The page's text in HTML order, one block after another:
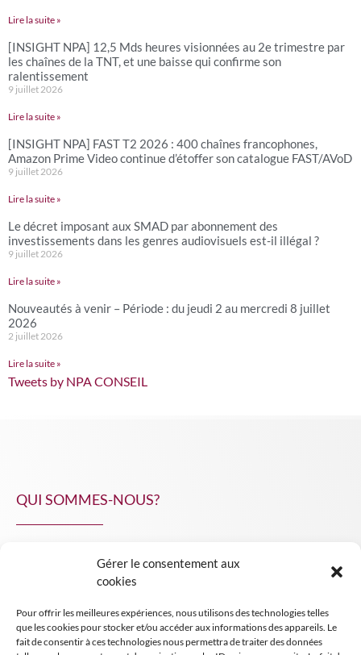
Gérer le consentement aux
cookies
Pour offrir les meilleures expériences, nous utilisons des technologies telles
que les cookies pour stocker et/ou accéder aux informations des appareils. Le
fait de consentir à ces technologies nous permettra de traiter des données
Lire la suite »
[INSIGHT NPA] 12,5 Mds heures visionnées au 2e trimestre par
les chaînes de la TNT, et une baisse qui confirme son
ralentissement
9 juillet 2026
Lire la suite »
[INSIGHT NPA] FAST T2 2026 : 400 chaînes francophones,
Amazon Prime Video continue d’étoffer son catalogue FAST/AVoD
9 juillet 2026
Lire la suite »
Le décret imposant aux SMAD par abonnement des
investissements dans les genres audiovisuels est-il illégal ?
9 juillet 2026
Lire la suite »
Nouveautés à venir – Période : du jeudi 2 au mercredi 8 juillet
2026
2 juillet 2026
Lire la suite »
Tweets by NPA CONSEIL
QUI SOMMES-NOUS?
INSIGHT NPA